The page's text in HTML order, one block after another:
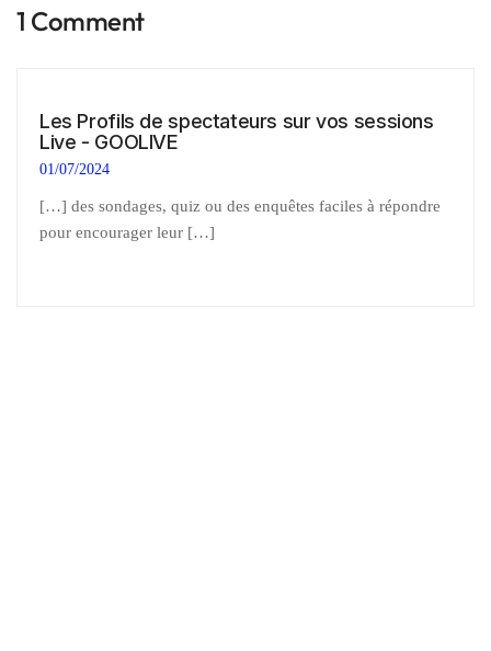
1 Comment
Les Profils de spectateurs sur vos sessions
Live - GOOLIVE
01/07/2024
[…] des sondages, quiz ou des enquêtes faciles à répondre
pour encourager leur […]